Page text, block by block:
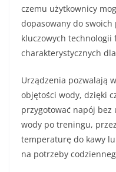
czemu użytkownicy
dopasowany do
kluczowych
charakterystycznych
Urządzenia pozwalają
objętości wody, dzięki
przygotować napój bez
wody po treningu,
temperaturę do kawy
na potrzeby